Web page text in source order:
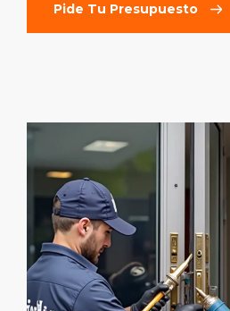
Pide Tu Presupuesto